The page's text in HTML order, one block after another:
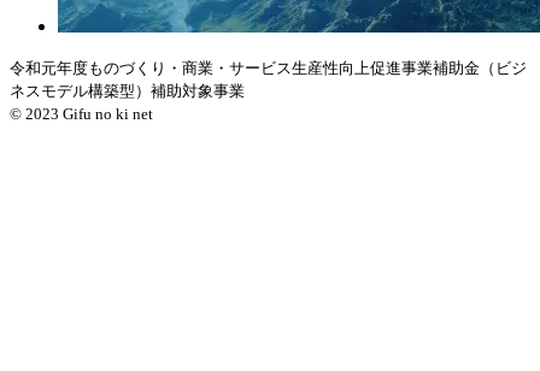
令和元年度ものづくり・商業・サービス生産性向上促進事業補助金（ビジ
ネスモデル構築型）補助対象事業
© 2023 Gifu no ki net